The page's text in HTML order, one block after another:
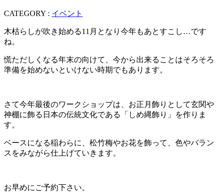
CATEGORY : イベント
木枯らしが吹き始める11月となり今年もあとすこし…です
ね。
慌ただしくなる年末の向けて、今から出来ることはそろそろ
準備を始めないといけない時期でもあります。
さて今年最後のワークショップは、お正月飾りとして玄関や
神棚に飾る日本の伝統文化である「しめ縄飾り」を作りま
す。
ベースになる稲わらに、松竹梅やお花を飾って、色やバラン
スをみながら仕上げていきます。
お早めにご予約下さい。